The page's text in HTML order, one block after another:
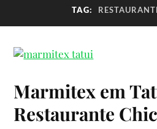
TAG:
Marmitex em
Restaurante Chic